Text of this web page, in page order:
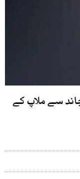
سے ملاپ کے